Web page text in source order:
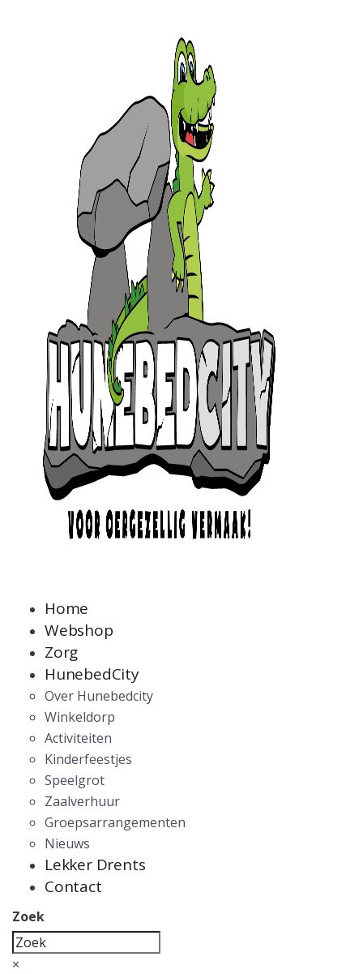
Home
Webshop
Zorg
HunebedCity
Over Hunebedcity
Winkeldorp
Activiteiten
Kinderfeestjes
Speelgrot
Zaalverhuur
Groepsarrangementen
Nieuws
Lekker Drents
Contact
Zoek
×